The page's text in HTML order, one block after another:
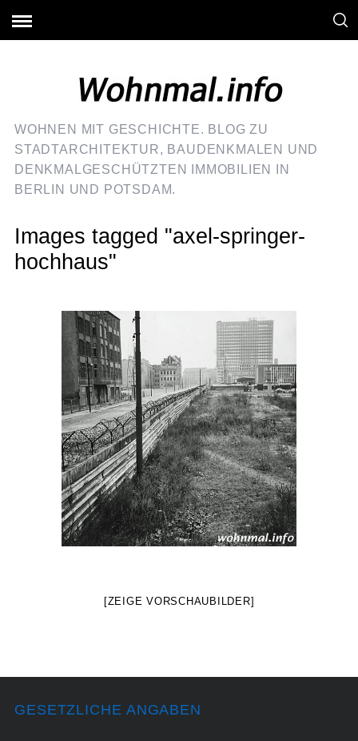
WOHNEN MIT GESCHICHTE. BLOG ZU
STADTARCHITEKTUR, BAUDENKMALEN UND
DENKMALGESCHÜTZTEN IMMOBILIEN IN
BERLIN UND POTSDAM.
Images tagged "axel-springer-
hochhaus"
[ZEIGE VORSCHAUBILDER]
GESETZLICHE ANGABEN